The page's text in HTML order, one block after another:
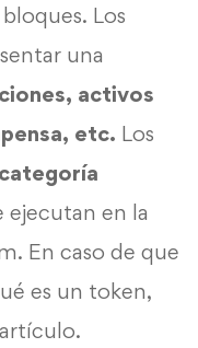
Los
una
activos
etc. Los
ejecutan en la
En caso de que
es un token,